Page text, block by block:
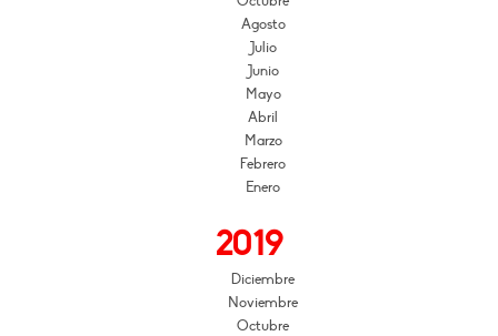
Agosto
Julio
Junio
Mayo
Abril
Marzo
Febrero
Enero
2019
Diciembre
Noviembre
Octubre